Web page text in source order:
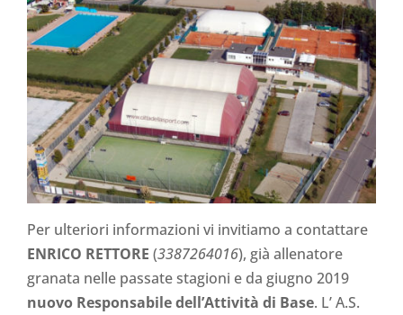
Per ulteriori informazioni vi invitiamo a contattare
ENRICO RETTORE (3387264016), già allenatore
granata nelle passate stagioni e da giugno 2019
nuovo Responsabile dell’Attività di Base. L’ A.S.